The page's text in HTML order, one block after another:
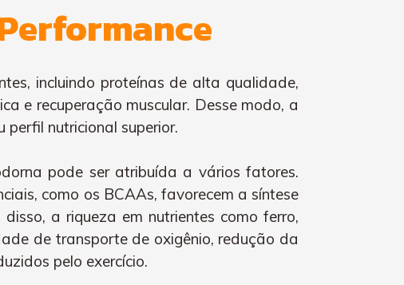
incluindo proteínas de alta qualidade,
e recuperação muscular. Desse modo, a
nutricional superior.
pode ser atribuída a vários fatores.
como os BCAAs, favorecem a síntese
a riqueza em nutrientes como ferro,
de transporte de oxigênio, redução da
pelo exercício.